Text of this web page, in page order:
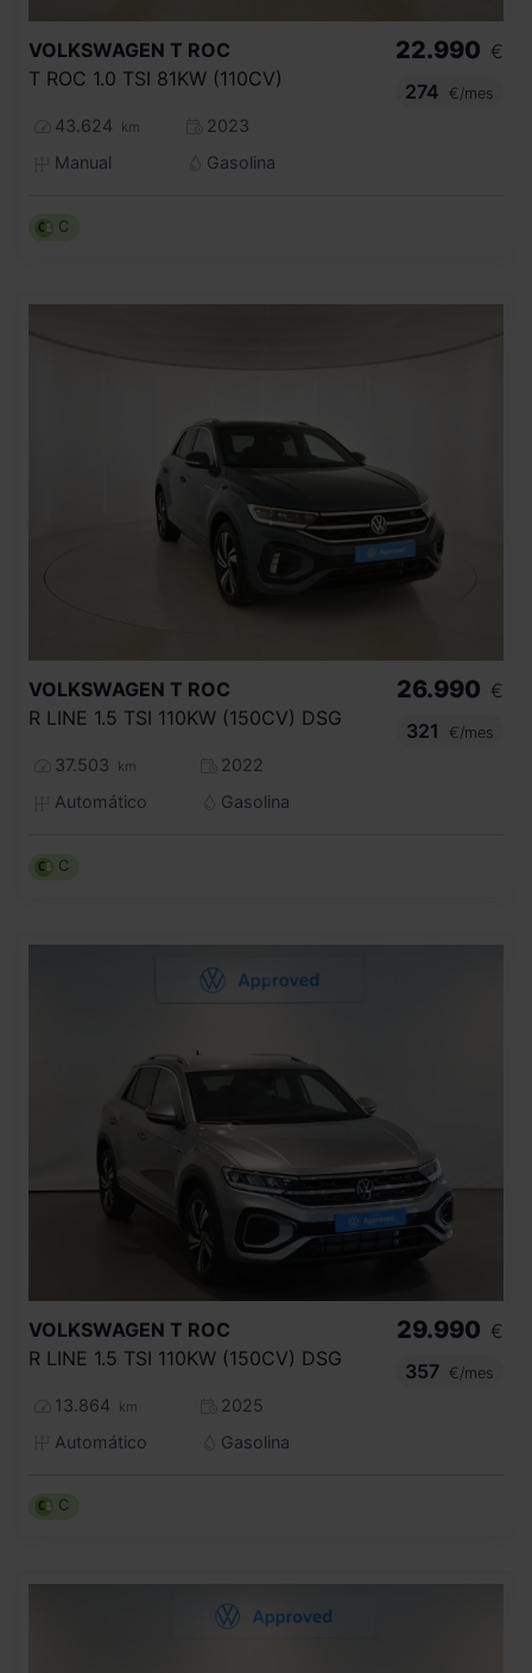
VOLKSWAGEN T ROC
T ROC 1.0 TSI 81KW (110CV)
43.624 km
2023
Manual
Gasolina
22.990 €
274
€/mes
C
VOLKSWAGEN T ROC
R LINE 1.5 TSI 110KW (150CV) DSG
37.503 km
2022
Automático
Gasolina
26.990 €
321
€/mes
C
VOLKSWAGEN T ROC
R LINE 1.5 TSI 110KW (150CV) DSG
13.864 km
2025
Automático
Gasolina
29.990 €
357
€/mes
C